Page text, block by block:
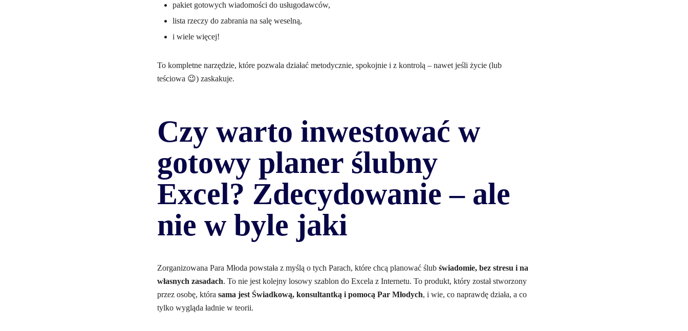
pakiet gotowych wiadomości do usługodawców,
lista rzeczy do zabrania na salę weselną,
i wiele więcej!
To kompletne narzędzie, które pozwala działać metodycznie, spokojnie i z kontrolą – nawet jeśli życie (lub
teściowa 😉) zaskakuje.
Czy warto inwestować w
gotowy planer ślubny
Excel? Zdecydowanie – ale
nie w byle jaki
Zorganizowana Para Młoda powstała z myślą o tych Parach, które chcą planować ślub świadomie, bez stresu i na
własnych zasadach. To nie jest kolejny losowy szablon do Excela z Internetu. To produkt, który został stworzony
przez osobę, która sama jest Świadkową, konsultantką i pomocą Par Młodych, i wie, co naprawdę działa, a co
tylko wygląda ładnie w teorii.